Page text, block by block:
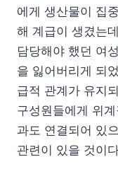
에게 생산물이 집
해 계급이 생겼는
담당해야 했던 여
을 잃어버리게 되
급적 관계가 유지
구성원들에게 위
과도 연결되어 있
관련이 있을 것이